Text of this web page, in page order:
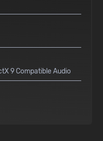
9 Compatible Audio